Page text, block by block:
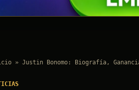
» Justin Bonomo: Biografía,